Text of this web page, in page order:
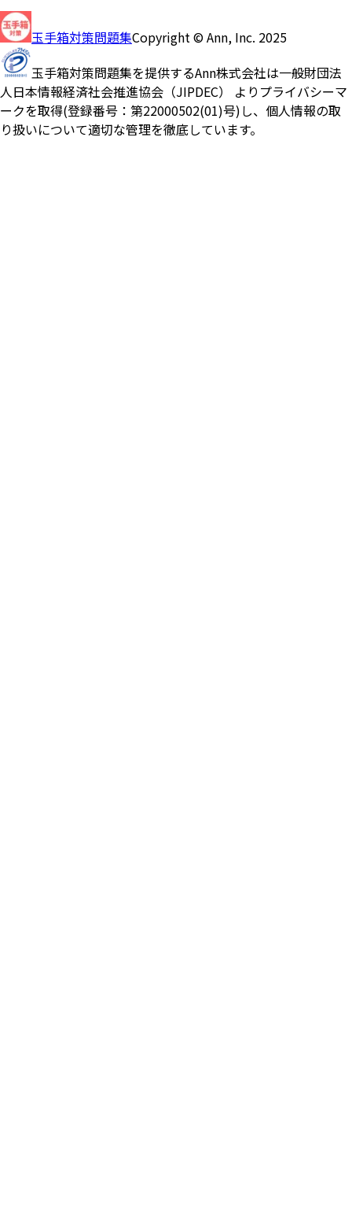
玉手箱対策問題集Copyright © Ann, Inc. 2025
玉手箱対策問題集を提供するAnn株式会社は一般財団法
人日本情報経済社会推進協会（JIPDEC） よりプライバシーマ
ークを取得(登録番号：第22000502(01)号)し、個人情報の取
り扱いについて適切な管理を徹底しています。